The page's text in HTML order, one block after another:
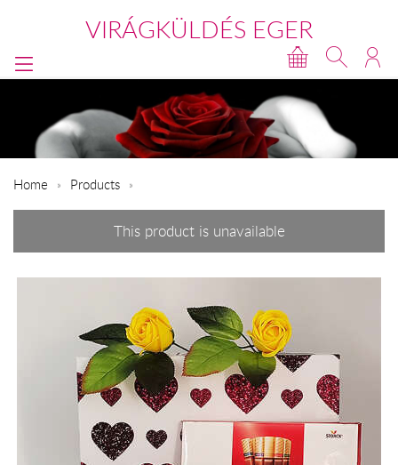
VIRÁGKÜLDÉS EGER
Home Products
This product is unavailable